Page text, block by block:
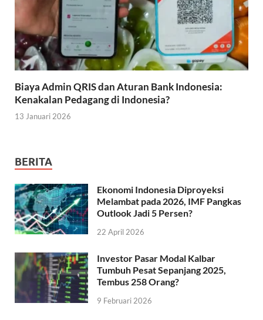
Biaya Admin QRIS dan Aturan Bank Indonesia:
Kenakalan Pedagang di Indonesia?
13 Januari 2026
BERITA
Ekonomi Indonesia Diproyeksi
Melambat pada 2026, IMF Pangkas
Outlook Jadi 5 Persen?
22 April 2026
Investor Pasar Modal Kalbar
Tumbuh Pesat Sepanjang 2025,
Tembus 258 Orang?
9 Februari 2026